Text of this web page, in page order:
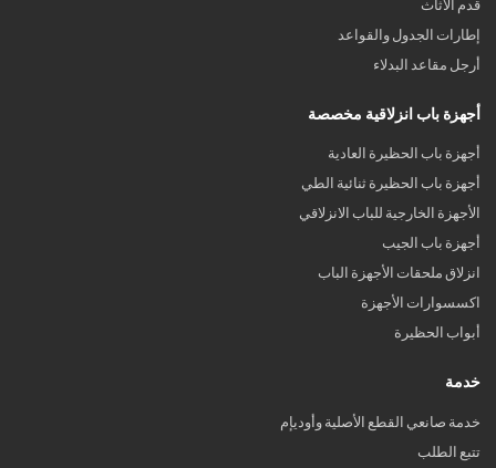
قدم الأثاث
إطارات الجدول والقواعد
أرجل مقاعد البدلاء
أجهزة باب انزلاقية مخصصة
أجهزة باب الحظيرة العادية
أجهزة باب الحظيرة ثنائية الطي
الأجهزة الخارجية للباب الانزلاقي
أجهزة باب الجيب
انزلاق ملحقات الأجهزة الباب
اكسسوارات الأجهزة
أبواب الحظيرة
خدمة
خدمة صانعي القطع الأصلية وأوديإم
تتبع الطلب